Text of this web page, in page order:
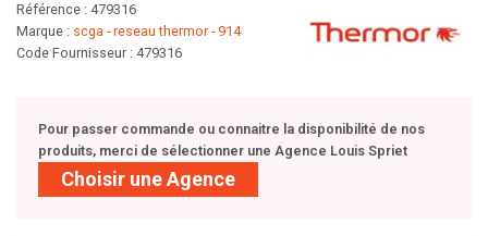
Référence : 479316
Marque : scga - reseau thermor - 914
Code Fournisseur : 479316
Pour passer commande ou connaitre la disponibilité de nos
produits, merci de sélectionner une Agence Louis Spriet
Choisir une Agence